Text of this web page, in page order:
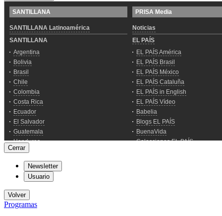
Cerrar
Newsletter
Usuario
Volver
Programas